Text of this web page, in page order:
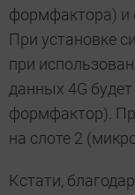
формфактора) и
При установке
при
данных 4G
формфактор).
на слоте 2
Кстати,